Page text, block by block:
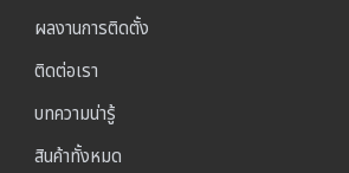
ผลงานการติดตั้ง
ติดต่อเรา
บทความน่ารู้
สินค้าทั้งหมด